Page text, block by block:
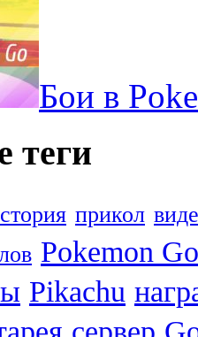
Бои в
теги
прикол
Pokemon Go
Pikachu